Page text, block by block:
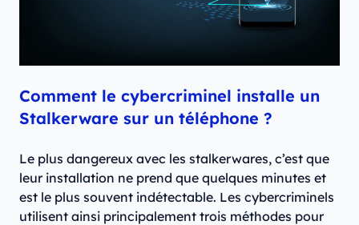
Comment le cybercriminel installe un
Stalkerware sur un téléphone ?
Le plus dangereux avec les stalkerwares, c’est que
leur installation ne prend que quelques minutes et
est le plus souvent indétectable. Les cybercriminels
utilisent ainsi principalement trois méthodes pour